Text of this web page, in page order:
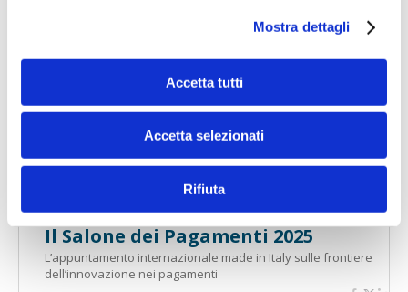
Mostra dettagli
Accetta tutti
Accetta selezionati
Rifiuta
Banche per l'inclusione
Il Salone dei Pagamenti 2025
L’appuntamento internazionale made in Italy sulle frontiere
dell’innovazione nei pagamenti